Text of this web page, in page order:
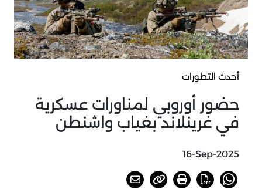
أحدث التطورات
حضور أوروبي لمناورات عسكرية
في غرينلاند بغياب واشنطن
16-Sep-2025